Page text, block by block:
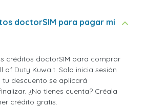
doctorSIM para pagar mi
créditos doctorSIM para comprar
of Duty Kuwait. Solo inicia sesión
descuento se aplicará
¿No tienes cuenta? Créala
crédito gratis.